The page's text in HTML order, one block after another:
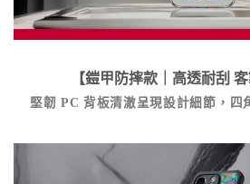
【鎧甲防摔款｜高透耐刮
堅韌 PC 背板清澈呈現設計細節，四